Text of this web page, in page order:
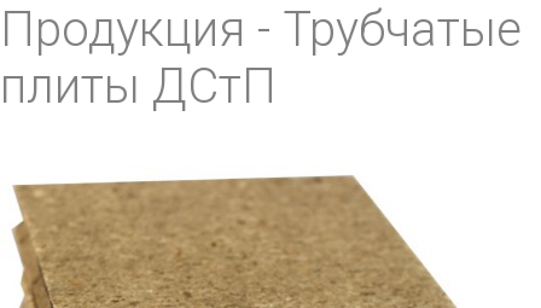
Продукция - Трубчатые
плиты ДСтП